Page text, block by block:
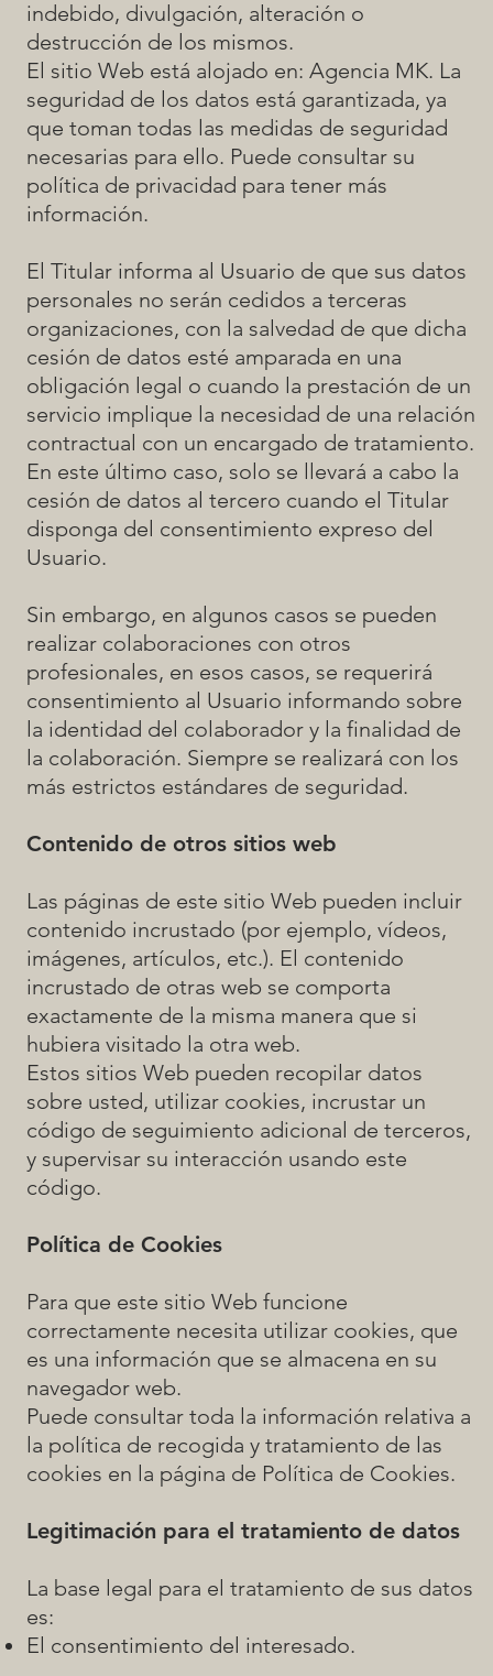
indebido, divulgación, alteración o
destrucción de los mismos.
El sitio Web está alojado en: Agencia MK. La
seguridad de los datos está garantizada, ya
que toman todas las medidas de seguridad
necesarias para ello. Puede consultar su
política de privacidad para tener más
información.
El Titular informa al Usuario de que sus datos
personales no serán cedidos a terceras
organizaciones, con la salvedad de que dicha
cesión de datos esté amparada en una
obligación legal o cuando la prestación de un
servicio implique la necesidad de una relación
contractual con un encargado de tratamiento.
En este último caso, solo se llevará a cabo la
cesión de datos al tercero cuando el Titular
disponga del consentimiento expreso del
Usuario.
Sin embargo, en algunos casos se pueden
realizar colaboraciones con otros
profesionales, en esos casos, se requerirá
consentimiento al Usuario informando sobre
la identidad del colaborador y la finalidad de
la colaboración. Siempre se realizará con los
más estrictos estándares de seguridad.
Contenido de otros sitios web
Las páginas de este sitio Web pueden incluir
contenido incrustado (por ejemplo, vídeos,
imágenes, artículos, etc.). El contenido
incrustado de otras web se comporta
exactamente de la misma manera que si
hubiera visitado la otra web.
Estos sitios Web pueden recopilar datos
sobre usted, utilizar cookies, incrustar un
código de seguimiento adicional de terceros,
y supervisar su interacción usando este
código.
Política de Cookies
Para que este sitio Web funcione
correctamente necesita utilizar cookies, que
es una información que se almacena en su
navegador web.
Puede consultar toda la información relativa a
la política de recogida y tratamiento de las
cookies en la página de Política de Cookies.
Legitimación para el tratamiento de datos
La base legal para el tratamiento de sus datos
es:
El consentimiento del interesado.